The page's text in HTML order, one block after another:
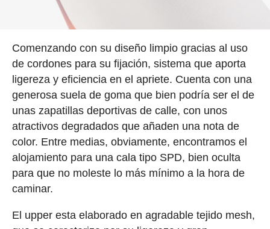
Comenzando con su diseño limpio gracias al uso
de cordones para su fijación, sistema que aporta
ligereza y eficiencia en el apriete. Cuenta con una
generosa suela de goma que bien podría ser el de
unas zapatillas deportivas de calle, con unos
atractivos degradados que añaden una nota de
color. Entre medias, obviamente, encontramos el
alojamiento para una cala tipo SPD, bien oculta
para que no moleste lo más mínimo a la hora de
caminar.
El upper esta elaborado en agradable tejido mesh,